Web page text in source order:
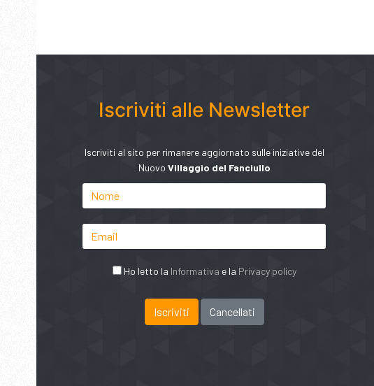
Iscriviti alle Newsletter
Iscriviti al sito per rimanere aggiornato sulle iniziative del
Nuovo Villaggio del Fanciullo
Ho letto la Informativa e la Privacy policy